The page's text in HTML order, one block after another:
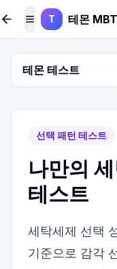
본문 바로가기
메뉴 토글
T 테몬
테몬 테스트
선택 패턴 테스트
나만의
테스트
세탁세제 선택
기준으로 감각